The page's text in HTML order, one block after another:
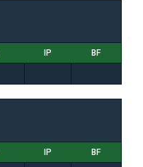
IP BF
IP BF